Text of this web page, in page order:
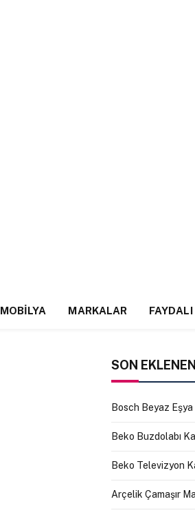
MOBILYA MARKALAR
SON
Bosch Beyaz Eşya
Beko Buzdolabı
Beko Televizyon
Arçelik Çamaşır